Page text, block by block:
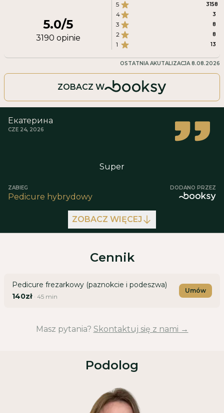
5.0/5
3190 opinie
5 3158
4 3
3 8
2 8
1 13
OSTATNIA AKUTALIZACJA8.08.2026
ZOBACZ W
Екатерина
CZE 24, 2026
Super
ZABIEG
Pedicure hybrydowy
DODANO PRZEZ
ZOBACZ WIĘCEJ
Cennik
Pedicure frezarkowy (paznokcie i podeszwa)
140zł · 45 min
Umów
Masz pytania? Skontaktuj się z nami →
Podolog